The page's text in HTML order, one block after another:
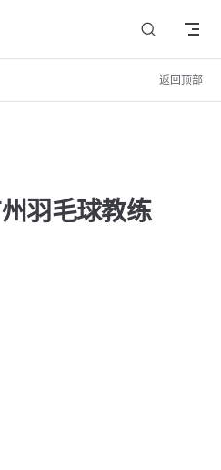
返回顶部
羽毛球教练